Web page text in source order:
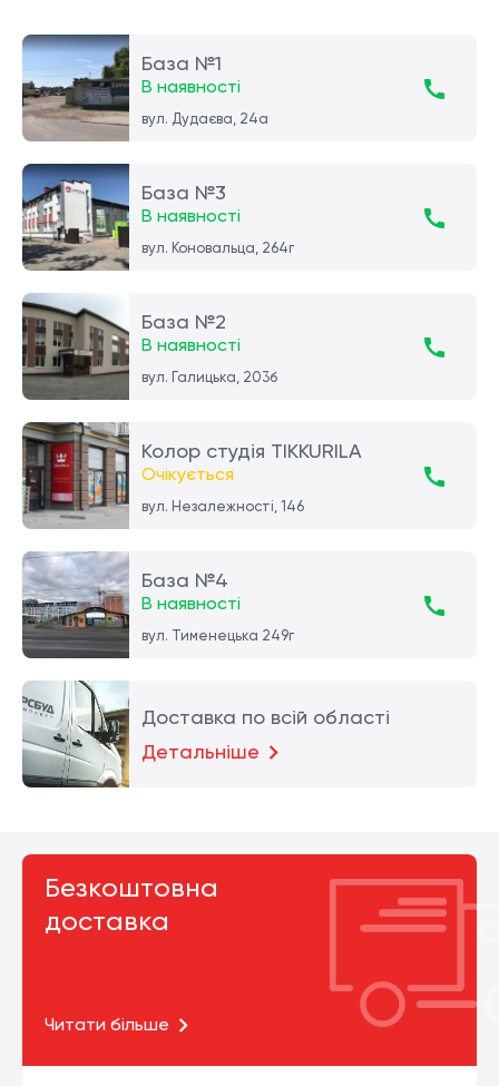
База №1
В наявності
вул. Дудаєва, 24а
База №3
В наявності
вул. Коновальца, 264г
База №2
В наявності
вул. Галицька, 203б
Колор студія TIKKURILA
Очікується
вул. Незалежності, 146
База №4
В наявності
вул. Тименецька 249г
Доставка по всій області
Детальніше
Безкоштовна
доставка
Читати більше